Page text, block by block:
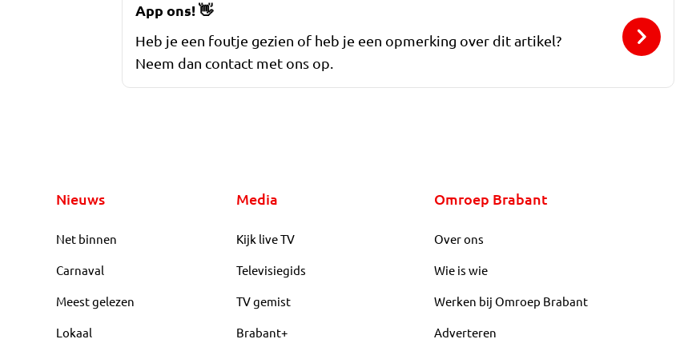
App ons!👋
Heb je een foutje gezien of heb je een opmerking over dit artikel?
Neem dan contact met ons op.
Nieuws
Net binnen
Carnaval
Meest gelezen
Lokaal
Media
Kijk live TV
Televisiegids
TV gemist
Brabant+
Omroep Brabant
Over ons
Wie is wie
Werken bij Omroep Brabant
Adverteren